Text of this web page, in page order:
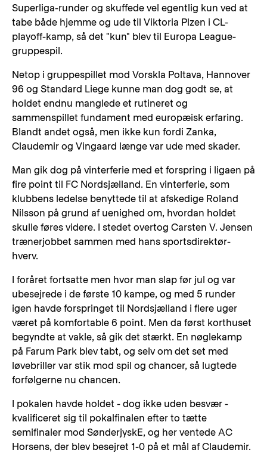
Superliga-runder og skuffede vel egentlig kun ved at
tabe både hjemme og ude til Viktoria Plzen i CL-
playoff-kamp, så det "kun" blev til Europa League-
gruppespil.
Netop i gruppespillet mod Vorskla Poltava, Hannover
96 og Standard Liege kunne man dog godt se, at
holdet endnu manglede et rutineret og
sammenspillet fundament med europæisk erfaring.
Blandt andet også, men ikke kun fordi Zanka,
Claudemir og Vingaard længe var ude med skader.
Man gik dog på vinterferie med et forspring i ligaen på
fire point til FC Nordsjælland. En vinterferie, som
klubbens ledelse benyttede til at afskedige Roland
Nilsson på grund af uenighed om, hvordan holdet
skulle føres videre. I stedet overtog Carsten V. Jensen
trænerjobbet sammen med hans sportsdirektør-
hverv.
I foråret fortsatte men hvor man slap før jul og var
ubesejrede i de første 10 kampe, og med 5 runder
igen havde forspringet til Nordsjælland i flere uger
været på komfortable 6 point. Men da først korthuset
begyndte at vakle, så gik det stærkt. En nøglekamp
på Farum Park blev tabt, og selv om det set med
løvebriller var stik mod spil og chancer, så lugtede
forfølgerne nu chancen.
I pokalen havde holdet - dog ikke uden besvær -
kvalificeret sig til pokalfinalen efter to tætte
semifinaler mod SønderjyskE, og her ventede AC
Horsens, der blev besejret 1-0 på et mål af Claudemir.